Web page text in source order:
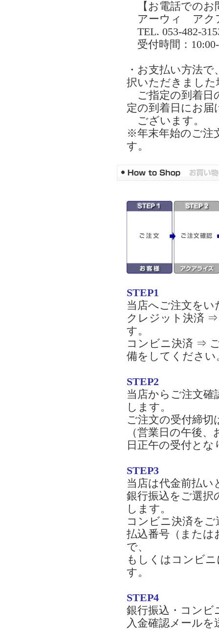
【お電話でのお
アーウィ アク
TEL. 053-482-
受付時間：
・お支払い方法
択いただきました
ご指定の到着日
定の到着日にお
ございます。
※年末年始のご注
す。
STEP1
当店へご注文を
クレジット決済
す。
コンビニ決済 ⇒
備をしてください
STEP2
当店からご注文
します。
ご注文の受付締切
（営業日の午後
日正午の受付とな
STEP3
当店は代金前払い
銀行振込をご選択
します。
コンビニ決済をご
払込番号（または
で、
もしくはコンビ
す。
STEP4
銀行振込・コンビ
入金確認メール